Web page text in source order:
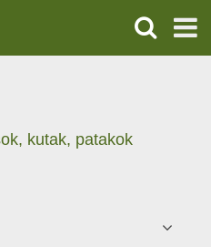
KERESÉS
kutak, patakok